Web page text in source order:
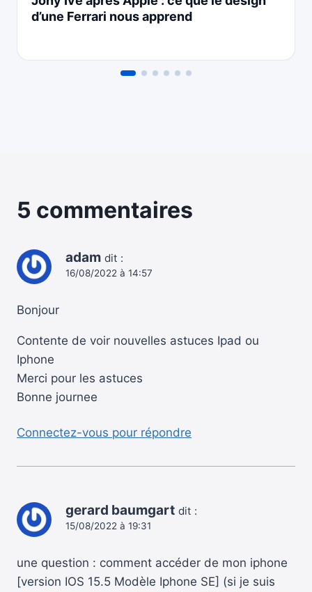
d’une Ferrari nous apprend
5 commentaires
adam dit :
16/08/2022 à 14:57
Bonjour
Contente de voir nouvelles astuces Ipad ou
Iphone
Merci pour les astuces
Bonne journee
Connectez-vous pour répondre
gerard baumgart dit :
15/08/2022 à 19:31
une question : comment accéder de mon iphone
[version IOS 15.5 Modèle Iphone SE] (si je suis